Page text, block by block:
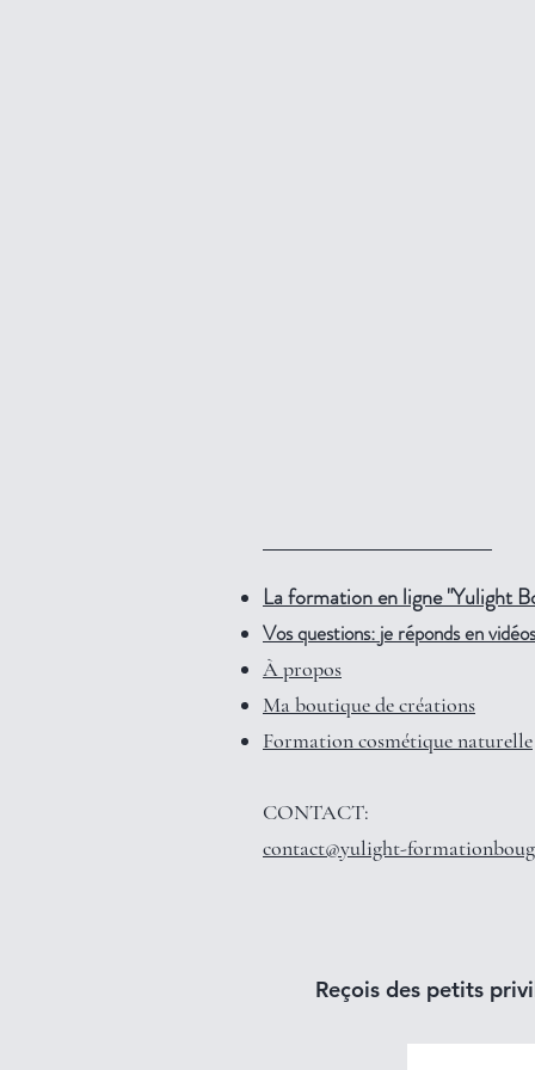
La formation en ligne "Yulight
Vos questions: je réponds en
À propos
Ma boutique de créations
Formation cosmétique naturelle
CONTACT:
contact@yulight-
Reçois des petits